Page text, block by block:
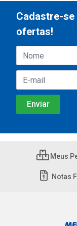
Cadastre-
ofertas!
Meus
Notas